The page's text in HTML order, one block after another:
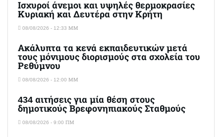
Ισχυροί άνεμοι και υψηλές θερμοκρασίες
Κυριακή και Δευτέρα στην Κρήτη
08/08/2026 - 12:33 ΜΜ
Ακάλυπτα τα κενά εκπαιδευτικών μετά
τους μόνιμους διορισμούς στα σχολεία του
Ρεθύμνου
08/08/2026 - 12:00 ΜΜ
434 αιτήσεις για μία θέση στους
δημοτικούς Βρεφονηπιακούς Σταθμούς
08/08/2026 - 9:00 ΠΜ